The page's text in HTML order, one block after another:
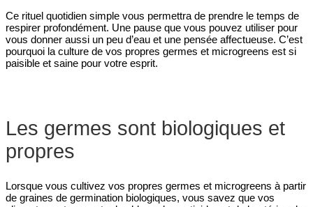
Ce rituel quotidien simple vous permettra de prendre le temps de
respirer profondément. Une pause que vous pouvez utiliser pour
vous donner aussi un peu d’eau et une pensée affectueuse. C’est
pourquoi la culture de vos propres germes et microgreens est si
paisible et saine pour votre esprit.
Les germes sont biologiques et
propres
Lorsque vous cultivez vos propres germes et microgreens à partir
de graines de germination biologiques, vous savez que vos